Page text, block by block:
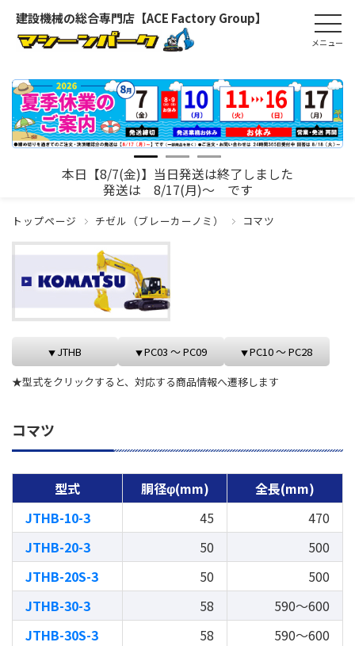
建設機械の総合専門店【ACE Factory Group】
本日【8/7(金)】当日発送は終了しました
発送は 8/17(月)～ です
トップページ チゼル（ブレーカーノミ） コマツ
JTHB PC03 ～ PC09
PC10 ～ PC28
★型式をクリックすると、対応する商品情報へ遷移します
コマツ
型式 胴径φ(mm)
全長(mm)
JTHB-10-3
45
470
JTHB-20-3
50
500
JTHB-20S-3
50
500
JTHB-30-3
58
590～600
JTHB-30S-3
58
590～600